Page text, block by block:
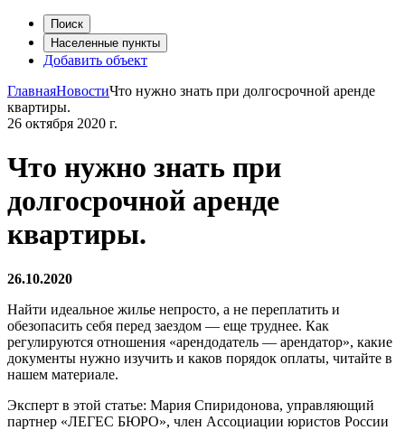
Поиск
Населенные пункты
Добавить объект
ГлавнаяНовостиЧто нужно знать при долгосрочной аренде
квартиры.
26 октября 2020 г.
Что нужно знать при
долгосрочной аренде
квартиры.
26.10.2020
Найти идеальное жилье непросто, а не переплатить и
обезопасить себя перед заездом — еще труднее. Как
регулируются отношения «арендодатель — арендатор», какие
документы нужно изучить и каков порядок оплаты, читайте в
нашем материале.
Эксперт в этой статье: Мария Спиридонова, управляющий
партнер «ЛЕГЕС БЮРО», член Ассоциации юристов России